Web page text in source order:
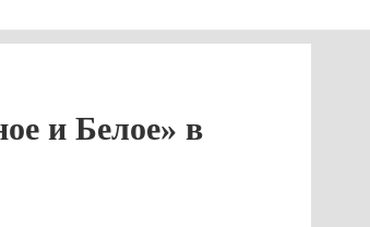
и Белое» в